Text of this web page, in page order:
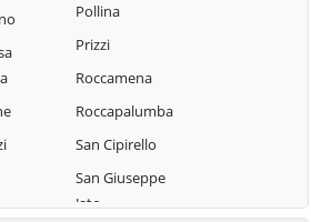
Pollina
Prizzi
Roccamena
Roccapalumba
San Cipirello
San Giuseppe
Jato